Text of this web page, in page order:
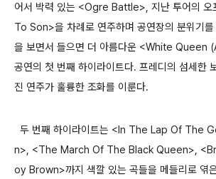
어서 박력 있는 <Ogre Battle>, 지난 투어의
To Son>을 차례로 연주하며 공연장의 분위기
을 보면서 들으면 더 아름다운 <White Queen
공연의 첫 번째 하이라이트다. 프레디의 섬세한
진 연주가 훌륭한 조화를 이룬다.
두 번째 하이라이트는 <In The Lap Of The
n>, <The March Of The Black Queen>,
oy Brown>까지 색깔 있는 곡들을 메들리로 엮